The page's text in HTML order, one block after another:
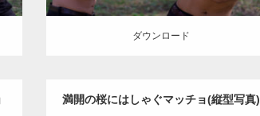
ダウンロード
満開の桜にはしゃぐマッチョ(縦型写真)